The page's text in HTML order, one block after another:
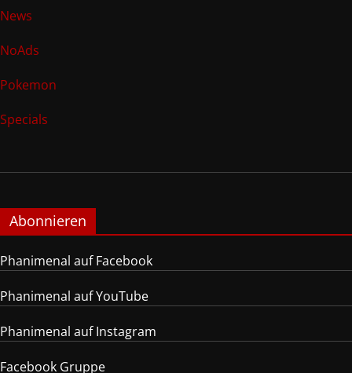
News
NoAds
Pokemon
Specials
Abonnieren
Phanimenal auf Facebook
Phanimenal auf YouTube
Phanimenal auf Instagram
Facebook Gruppe